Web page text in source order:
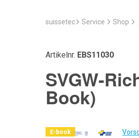
suissetec Service Shop
Artikelnr. EBS11030
SVGW-
Book)
E-book